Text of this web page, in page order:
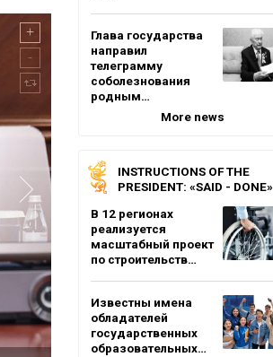
Глава государства
направил
телеграмму
соболезнования
родным…
More news
INSTRUCTIONS OF THE
PRESIDENT: «SAID - DONE»
В 12 регионах
реализуется
масштабный проект
по строительств…
Известны имена
обладателей
государственных
образовательных…